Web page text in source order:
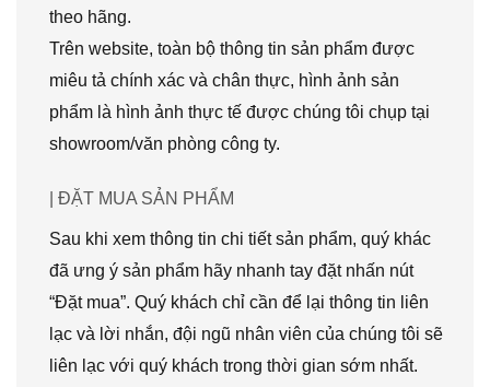
theo hãng.
Trên website, toàn bộ thông tin sản phẩm được
miêu tả chính xác và chân thực, hình ảnh sản
phẩm là hình ảnh thực tế được chúng tôi chụp tại
showroom/văn phòng công ty.
| ĐẶT MUA SẢN PHẨM
Sau khi xem thông tin chi tiết sản phẩm, quý khác
đã ưng ý sản phẩm hãy nhanh tay đặt nhấn nút
“Đặt mua”. Quý khách chỉ cần để lại thông tin liên
lạc và lời nhắn, đội ngũ nhân viên của chúng tôi sẽ
liên lạc với quý khách trong thời gian sớm nhất.